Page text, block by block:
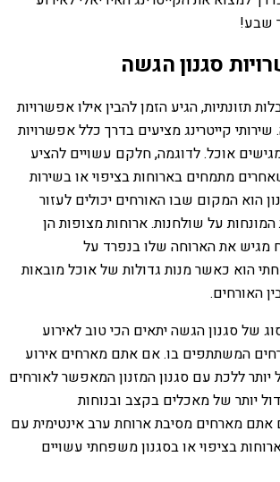
שבע!
תזונתיות, הגיע הזמן להבין אילו אפשרויות
שירותי קייטרינג מציעים בדרך כלל אפשרויות
אוכל. לדוגמה, חלקם עשויים להציע
מתמחים בארוחות בציפוי או בשירות
הוא המקום שבו האורחים יכולים לעזור
על שולחנות. ארוחות מצופות הן
מגיש את הארוחה שלו בנפרד על
הוא כאשר מנות גדולות של אוכל מובאות
האורחים.
של סגנון הגשה יתאים הכי טוב לאירוע
המשתתפים בו. אם אתם מארחים אירוע
יותר ללכת עם סגנון המזנון המאפשר לאורחים
יותר של מאכלים בקצב ובנוחות
מארחים מסיבת ארוחת ערב אינטימית עם
בציפוי או בסגנון משפחתי עשויים